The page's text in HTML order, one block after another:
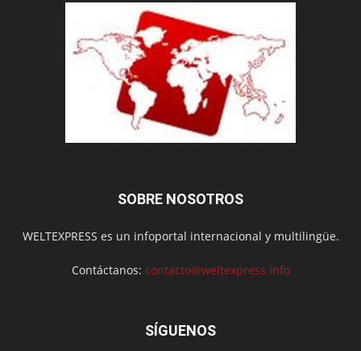
SOBRE NOSOTROS
WELTEXPRESS es un infoportal internacional y multilingüe.
Contáctanos: contacto@weltexpress.info
SÍGUENOS